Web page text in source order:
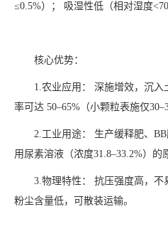
≤0.5%）； 吸湿性低（相对湿度
核心优势：
1.农业应用： 深施增效，沉入
率可达 50–65%（小颗粒表施仅
2.工业用途： 生产缓释肥、BB
用尿素溶液（浓度31.8–33.2%）的
3.物理特性： 抗压强度高，不
粉尘含量低，可散装运输。